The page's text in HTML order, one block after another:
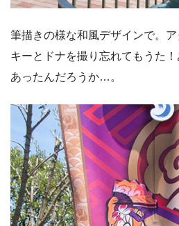
筆描きの様な和風デザインで。
キーとドナを撮り忘れてもうた
あったんだろうか…。